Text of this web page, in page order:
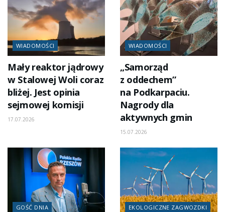
WIADOMOŚCI
Mały reaktor jądrowy
w Stalowej Woli coraz
bliżej. Jest opinia
sejmowej komisji
17.07.2026
WIADOMOŚCI
„Samorząd
z oddechem”
na Podkarpaciu.
Nagrody dla
aktywnych gmin
15.07.2026
GOŚĆ DNIA EKOLOGICZNE ZAGWOZDKI